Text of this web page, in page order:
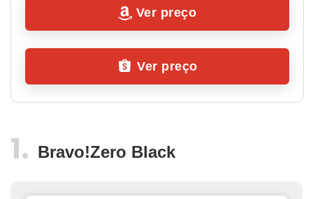
Ver preço
Ver preço
Bravo!Zero Black